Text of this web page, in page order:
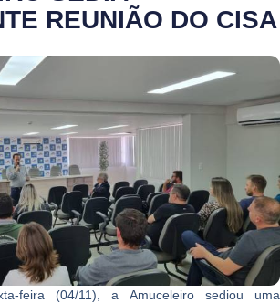
REUNIÃO DO CISA
feira (04/11), a Amuceleiro sediou uma